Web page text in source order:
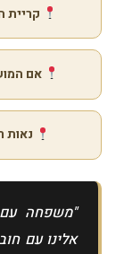
קריית
אם
נאות
"משפחה עם
אלינו עם